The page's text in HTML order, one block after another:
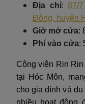
Địa chỉ:87/
Đông, huyện
Giờ mở cửa:
Phí vào cửa:
Công viên Rin
tại Hóc Môn,
cho gia đình và
nhiều hoạt động